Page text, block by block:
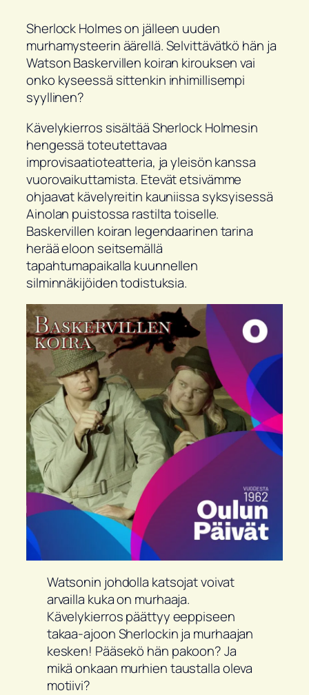
Sherlock Holmes on jälleen uuden
murhamysteerin äärellä. Selvittävätkö hän ja
Watson Baskervillen koiran kirouksen vai
onko kyseessä sittenkin inhimillisempi
syyllinen?
Kävelykierros sisältää Sherlock Holmesin
hengessä toteutettavaa
improvisaatioteatteria, ja yleisön kanssa
vuorovaikuttamista. Etevät etsivämme
ohjaavat kävelyreitin kauniissa syksyisessä
Ainolan puistossa rastilta toiselle.
Baskervillen koiran legendaarinen tarina
herää eloon seitsemällä
tapahtumapaikalla kuunnellen
silminnäkijöiden todistuksia.
Watsonin johdolla katsojat voivat
arvailla kuka on murhaaja.
Kävelykierros päättyy eeppiseen
takaa-ajoon Sherlockin ja murhaajan
kesken! Pääsekö hän pakoon? Ja
mikä onkaan murhien taustalla oleva
motiivi?